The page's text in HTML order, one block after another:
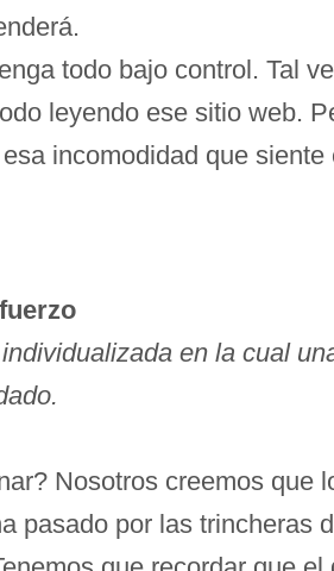
todo bajo control. Tal
leyendo ese sitio web.
incomodidad que
en la cual
Nosotros creemos que
pasado por las trincheras